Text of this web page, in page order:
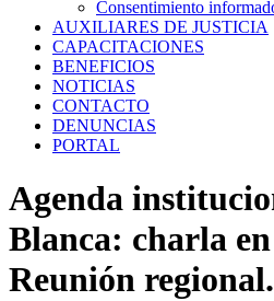
Consentimiento
AUXILIARES DE JUSTICIA
CAPACITACIONES
BENEFICIOS
NOTICIAS
CONTACTO
DENUNCIAS
PORTAL
Agenda
Blanca: charla
Reunión regional.